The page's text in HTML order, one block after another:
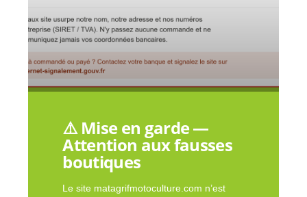
⚠️ Mise en garde —
Attention aux fausses
boutiques
Le site matagrifmotoculture.com n’est